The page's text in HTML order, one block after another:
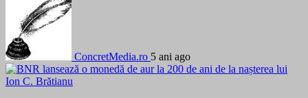
ConcretMedia.ro 5 ani ago